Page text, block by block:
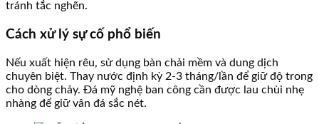
tránh tắc nghẽn.
Cách xử lý sự cố phổ biến
Nếu xuất hiện rêu, sử dụng bàn chải mềm và dung dịch
chuyên biệt. Thay nước định kỳ 2-3 tháng/lần để giữ độ trong
cho dòng chảy. Đá mỹ nghệ ban công cần được lau chùi nhẹ
nhàng để giữ vân đá sắc nét.